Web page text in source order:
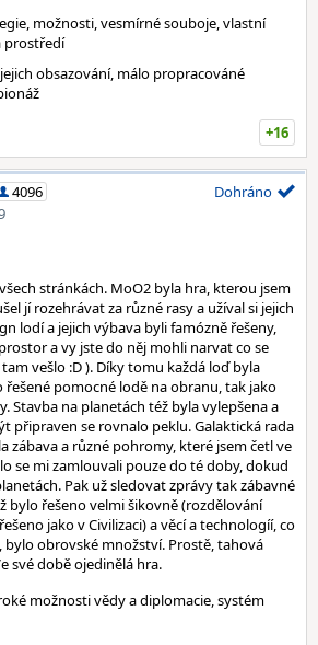
možnosti, vesmírné souboje, vlastní
prostředí
obsazování, málo propracováné
+16
4096
Dohráno
stránkách. MoO2 byla hra, kterou jsem
jí rozehrávat za různé rasy a užíval si jejich
lodí a jejich výbava byli famózně řešeny,
a vy jste do něj mohli narvat co se
vešlo :D ). Díky tomu každá loď byla
pomocné lodě na obranu, tak jako
Stavba na planetách též byla vylepšena a
připraven se rovnalo peklu. Galaktická rada
zábava a různé pohromy, které jsem četl ve
se mi zamlouvali pouze do té doby, dokud
Pak už sledovat zprávy tak zábavné
bylo řešeno velmi šikovně (rozdělování
jako v Civilizaci) a věcí a technologíí, co
obrovské množství. Prostě, tahová
své době ojedinělá hra.
možnosti vědy a diplomacie, systém